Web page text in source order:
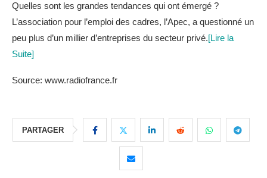
Quelles sont les grandes tendances qui ont émergé ?
L’association pour l’emploi des cadres, l’Apec, a questionné un
peu plus d’un millier d’entreprises du secteur privé.[Lire la
Suite]
Source: www.radiofrance.fr
PARTAGER